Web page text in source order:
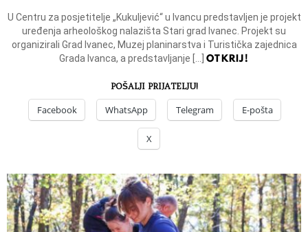
U Centru za posjetitelje „Kukuljević“ u Ivancu predstavljen je projekt
uređenja arheološkog nalazišta Stari grad Ivanec. Projekt su
organizirali Grad Ivanec, Muzej planinarstva i Turistička zajednica
Grada Ivanca, a predstavljanje […] OTKRIJ!
POŠALJI PRIJATELJU!
Facebook WhatsApp Telegram E-pošta
X